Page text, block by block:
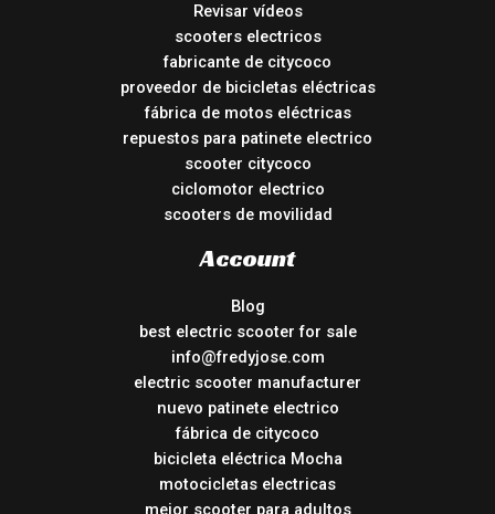
Revisar vídeos
scooters electricos
fabricante de citycoco
proveedor de bicicletas eléctricas
fábrica de motos eléctricas
repuestos para patinete electrico
scooter citycoco
ciclomotor electrico
scooters de movilidad
Account
Blog
best electric scooter for sale
info@fredyjose.com
electric scooter manufacturer
nuevo patinete electrico
fábrica de citycoco
bicicleta eléctrica Mocha
motocicletas electricas